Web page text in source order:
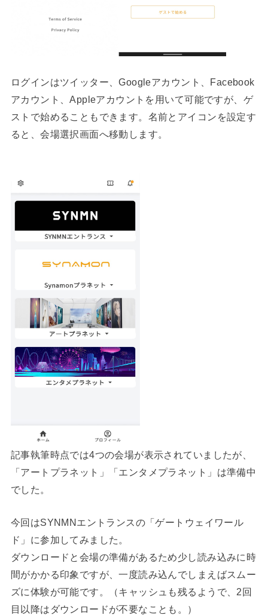
ログインはツイッター、Googleアカウント、Facebook
アカウント、Appleアカウントを用いて可能ですが、ゲ
ストで始めることもできます。名前とアイコンを設定す
ると、会場選択画面へ移動します。
記事執筆時点では4つの会場が表示されていましたが、
「アートプラネット」「エンタメプラネット」は準備中
でした。
今回はSYNMNエントランスの「ゲートウェイワール
ド」に参加してみました。
ダウンロードと会場の準備があるため少し読み込みに時
間がかかる印象ですが、一度読み込んでしまえばスムー
ズに体験が可能です。（キャッシュも残るようで、2回
目以降はダウンロードが不要なことも。）